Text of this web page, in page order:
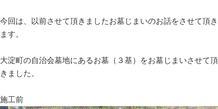
今回は、以前させて頂きましたお墓じまいのお話をさせて頂き
ます。
大淀町の自治会墓地にあるお墓（３基）をお墓じまいさせて頂
きました。
施工前